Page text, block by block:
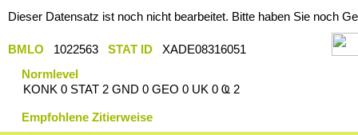
Dieser Datensatz ist noch nicht bearbeitet. Bitte haben Sie noch
BMLO 1022563 STAT ID
XADE08316051
Normlevel
KONK 0 STAT 2 GND 0 GEO 0 UK 0 Ҩ 2
Empfohlene Zitierweise